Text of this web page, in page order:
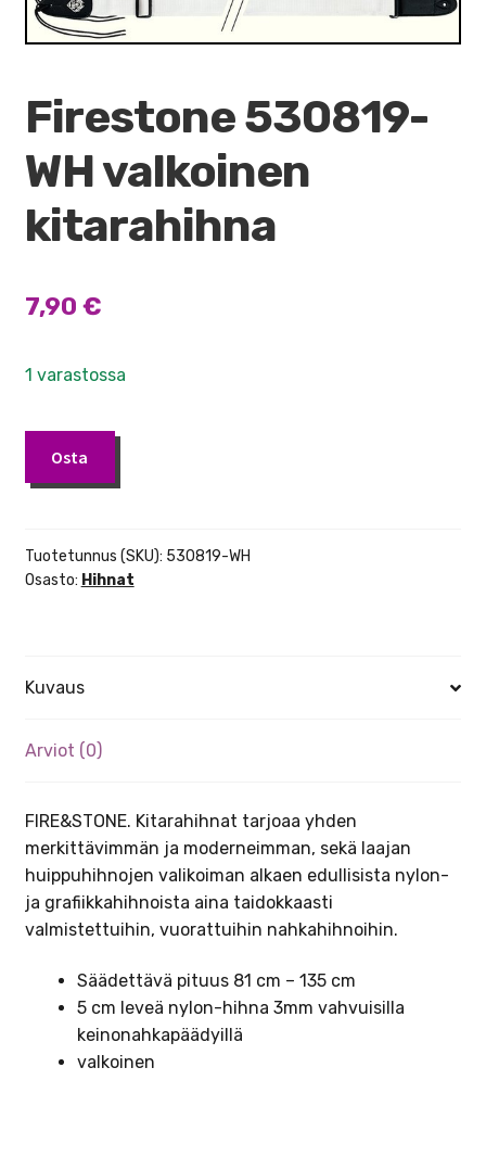
TARJOUKSET
Firestone 530819-
WH valkoinen
kitarahihna
7,90 €
1 varastossa
530819-
kitarahihna
määrä
Osta
Tuotetunnus (SKU): 530819-WH
Osasto: Hihnat
Kuvaus
Arviot (0)
FIRE&STONE. Kitarahihnat tarjoaa yhden
merkittävimmän ja moderneimman, sekä laajan
huippuhihnojen valikoiman alkaen edullisista nylon-
ja grafiikkahihnoista aina taidokkaasti
valmistettuihin, vuorattuihin nahkahihnoihin.
Säädettävä pituus 81 cm – 135 cm
5 cm leveä nylon-hihna 3mm vahvuisilla
keinonahkapäädyillä
valkoinen